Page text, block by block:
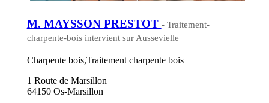
M. MAYSSON PRESTOT - Traitement-
charpente-bois intervient sur Aussevielle
Charpente bois,Traitement charpente bois
1 Route de Marsillon
64150 Os-Marsillon